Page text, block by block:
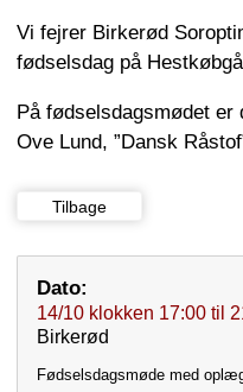
Vi fejrer Birkerød
fødselsdag på
På fødselsdagsmødet er
Ove Lund, ”Dansk
Tilbage
Dato:
14/10 klokken 17:00 til
Birkerød
Fødselsdagsmøde med